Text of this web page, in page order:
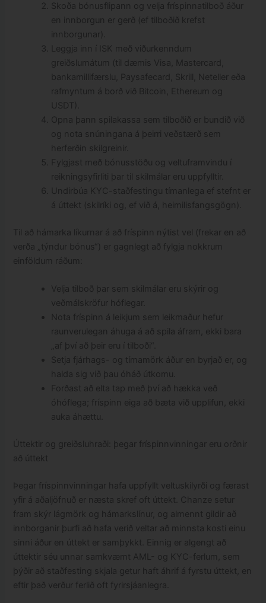
Skoða bónusflipann og velja fríspinnatilboð áður
en innborgun er gerð (ef tilboðið krefst
innborgunar).
Leggja inn í ISK með viðurkenndum
greiðslumátum (til dæmis Visa, Mastercard,
bankamillifærslu, Paysafecard, Skrill, Neteller eða
rafmyntum á borð við Bitcoin, Ethereum og
USDT).
Opna þann spilakassa sem tilboðið er bundið við
og nota snúningana á þeirri veðstærð sem
herferðin skilgreinir.
Fylgjast með bónusstöðu og veltuframvindu í
reikningsyfirliti þar til skilmálar eru uppfylltir.
Undirbúa KYC-staðfestingu tímanlega ef stefnt er
á úttekt (skilríki og, ef við á, heimilisfangsgögn).
Til að hámarka líkurnar á að fríspinn nýtist vel (frekar en að
verða „týndur bónus“) er gagnlegt að fylgja nokkrum
einföldum ráðum:
Velja tilboð þar sem skilmálar eru skýrir og
veðmálskröfur hóflegar.
Nota fríspinn á leikjum sem leikmaður hefur
raunverulegan áhuga á að spila áfram, ekki bara
„af því að þeir eru í tilboði“.
Setja fjárhags- og tímamörk áður en byrjað er, og
halda sig við þau óháð útkomu.
Forðast að elta tap með því að hækka veð
óhóflega; fríspinn eiga að bæta við upplifun, ekki
auka áhættu.
Úttektir og greiðsluhraði: þegar fríspinnvinningar eru orðnir
að úttekt
Þegar fríspinnvinningar hafa uppfyllt veltuskilyrði og færast
yfir á aðaljöfnuð er næsta skref oft úttekt. Chanze setur
fram skýr lágmörk og hámarkslínur, og almennt gildir að
innborganir þurfi að hafa verið veltar að minnsta kosti einu
sinni áður en úttekt er samþykkt. Einnig er algengt að
úttektir séu unnar samkvæmt AML- og KYC-ferlum, sem
þýðir að staðfesting skjala getur haft áhrif á fyrstu úttekt, en
eftir það verður ferlið oft fyrirsjáanlegra.